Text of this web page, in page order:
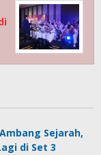
Sejarah,
di Set 3